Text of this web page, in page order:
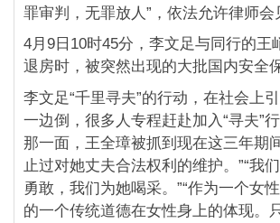
罪审判，无罪放人”，依法允许律师
4月9日10时45分，李文足与同行的
退房时，被突然出现的大批国内安全
李文足“千里寻夫”的行动，在社会上
一边倒，很多人专程赶赴加入“寻夫”
那一面，王全璋被抓到现在这三年期
止过对她丈夫合法权利的维护。”“我
勇敢，我们为她喝采。”“作为一个女
的一个传统道德在女性身上的体现。